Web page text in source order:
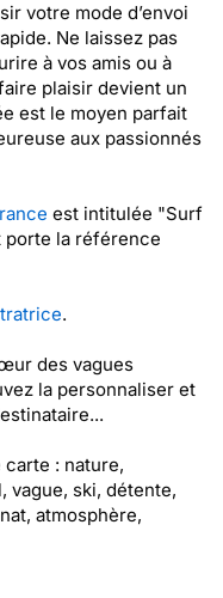
votre mode d’envoi
Ne laissez pas
à vos amis ou à
plaisir devient un
est le moyen parfait
aux passionnés
est intitulée "Surf
la référence
.
des vagues
la personnaliser et
: nature,
vague, ski, détente,
atmosphère,